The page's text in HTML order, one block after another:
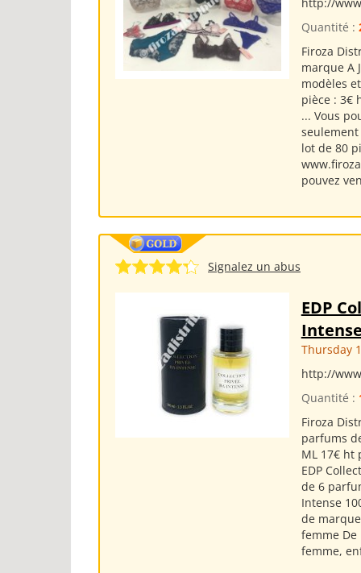
Quantité :
Firoza
marque A
modèles
pièce : 3€
... Vous
lot de 80
pouvez
Signalez un abus
EDP
Thursday
http://
Quantité :
Firoza
parfums
ML 17€ ht
EDP
de 6
Intense
de
femme
femme,